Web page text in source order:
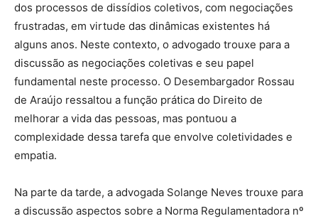
dos processos de dissídios coletivos, com negociações
frustradas, em virtude das dinâmicas existentes há
alguns anos. Neste contexto, o advogado trouxe para a
discussão as negociações coletivas e seu papel
fundamental neste processo. O Desembargador Rossau
de Araújo ressaltou a função prática do Direito de
melhorar a vida das pessoas, mas pontuou a
complexidade dessa tarefa que envolve coletividades e
empatia.
Na parte da tarde, a advogada Solange Neves trouxe para
a discussão aspectos sobre a Norma Regulamentadora nº